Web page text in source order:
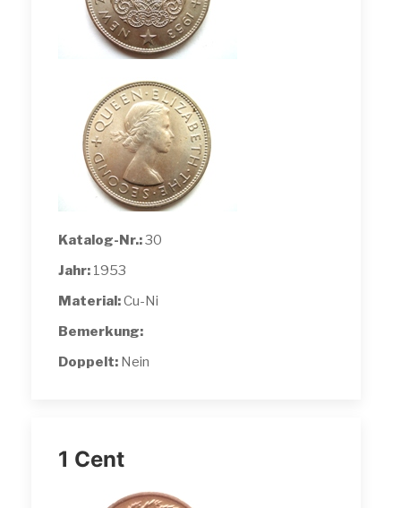
Katalog-Nr.:30
Jahr: 1953
Material:Cu-Ni
Bemerkung:
Doppelt: Nein
1 Cent